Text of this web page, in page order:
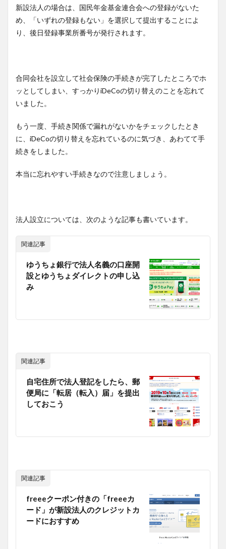
新設法人の場合は、国民年金基金連合会への登録がないた
め、「いずれの登録もない」を選択して提出することによ
り、後日登録事業所番号が発行されます。
合同会社を設立して社会保険の手続きが完了したところでホ
ッとしてしまい、すっかりiDeCoの切り替えのことを忘れて
いました。
もう一度、手続き関係で漏れがないかをチェックしたとき
に、iDeCoの切り替えを忘れているのに気づき、あわてて手
続きをしました。
本当に忘れやすい手続きなので注意しましょう。
法人設立については、次のような記事も書いています。
関連記事
ゆうちょ銀行で法人名義の口座開
設とゆうちょダイレクトの申し込
み
関連記事
自宅住所で法人登記をしたら、郵
便局に「転居（転入）届」を提出
しておこう
関連記事
freeeクーポン付きの「freeeカ
ード」が新設法人のクレジットカ
ードにおすすめ